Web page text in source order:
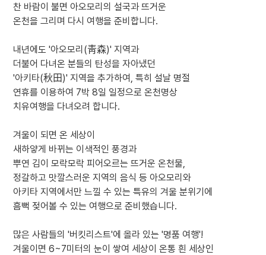
찬 바람이 불면 아오모리의 설국과 뜨거운
온천을 그리며 다시 여행을 준비합니다.
내년에도 '아오모리(靑森)' 지역과
더불어 다녀온 분들의 탄성을 자아냈던
'아키타(秋田)' 지역을 추가하여, 특히 설날 명절
연휴를 이용하여 7박 8일 일정으로 온천명상
치유여행을 다녀오려 합니다.
겨울이 되면 온 세상이
새하얗게 바뀌는 이색적인 풍경과
뿌연 김이 모락모락 피어오르는 뜨거운 온천물,
정갈하고 맛깔스러운 지역의 음식 등 아오모리와
아키타 지역에서만 느낄 수 있는 특유의 겨울 분위기에
흠뻑 젖어볼 수 있는 여행으로 준비했습니다.
많은 사람들의 '버킷리스트'에 올라 있는 '명품 여행'!
겨울이면 6~7미터의 눈이 쌓여 세상이 온통 흰 세상인